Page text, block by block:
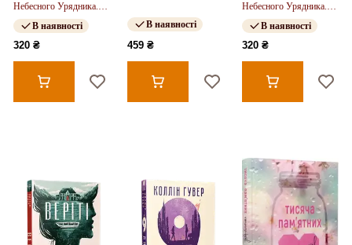
Небесного Урядника.
Том 2
В наявності
320 ₴
В наявності
459 ₴
Небесного Урядника.
Том 1
В наявності
320 ₴